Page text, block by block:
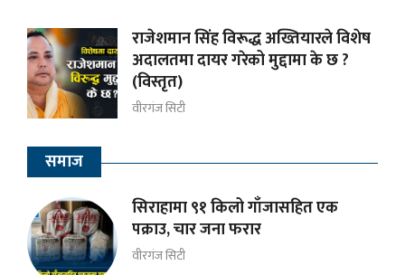
राजेशमान सिंह विरूद्ध अख्तियारले विशेष
अदालतमा दायर गरेको मुद्दामा के छ ?
(विस्तृत)
वीरगंज सिटी
समाज
सिराहामा ९१ किलो गाँजासहित एक
पक्राउ, चार जना फरार
वीरगंज सिटी